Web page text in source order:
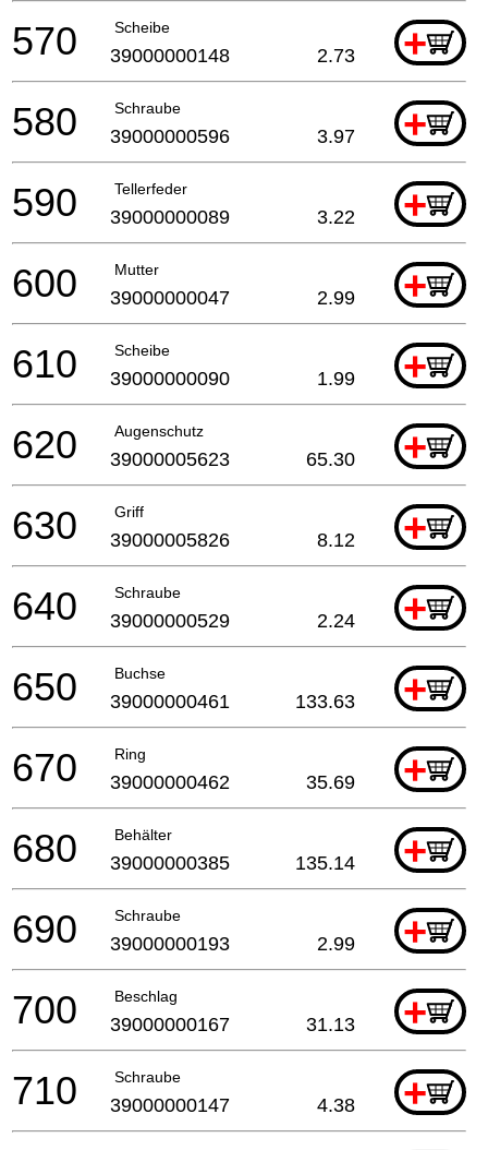
Scheibe +
570 39000000148 2.73
Schraube +
580 39000000596 3.97
Tellerfeder +
590 39000000089 3.22
Mutter +
600 39000000047 2.99
Scheibe +
610 39000000090 1.99
Augenschutz +
620 39000005623 65.30
Griff +
630 39000005826 8.12
Schraube +
640 39000000529 2.24
Buchse +
650 39000000461 133.63
Ring +
670 39000000462 35.69
Behälter +
680 39000000385 135.14
Schraube +
690 39000000193 2.99
Beschlag +
700 39000000167 31.13
Schraube +
710 39000000147 4.38